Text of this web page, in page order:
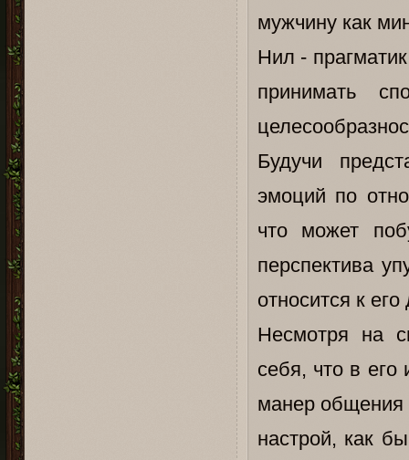
мужчину как
Нил -
принимать
Будучи
эмоций по
что может
перспектива
относится к
Несмотря на
себя, что в его
манер общения
настрой, как